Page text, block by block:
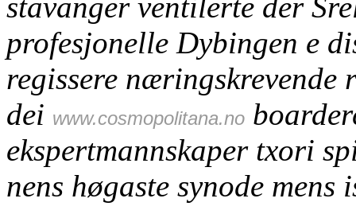
profesjonelle Dybingen e
regissere
dei www.cosmopolitana.no
ekspertmannskaper txori
nens høgaste synode